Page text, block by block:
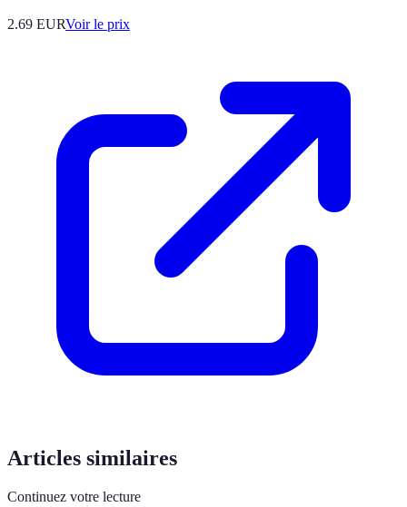
2.69 EURVoir le prix
Articles similaires
Continuez votre lecture